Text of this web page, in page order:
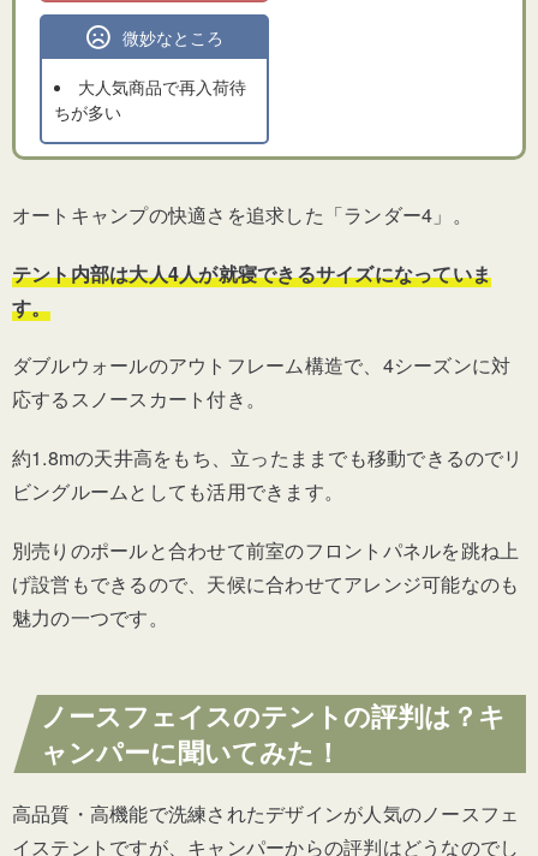
微妙なところ
大人気商品で再入荷待
ちが多い
オートキャンプの快適さを追求した「ランダー4」。
テント内部は大人4人が就寝できるサイズになっていま
す。
ダブルウォールのアウトフレーム構造で、4シーズンに対
応するスノースカート付き。
約1.8mの天井高をもち、立ったままでも移動できるのでリ
ビングルームとしても活用できます。
別売りのポールと合わせて前室のフロントパネルを跳ね上
げ設営もできるので、天候に合わせてアレンジ可能なのも
魅力の一つです。
ノースフェイスのテントの評判は？キ
ャンパーに聞いてみた！
高品質・高機能で洗練されたデザインが人気のノースフェ
イステントですが、キャンパーからの評判はどうなのでし